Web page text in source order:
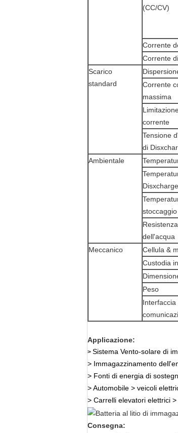
(CC/CV)
Corrente
Corrente
Scarico
standard
Corrente
massima
corrente
Tensione
di
Ambientale
Disxcharge
stoccaggio
dell'acqua
Meccanico Cellula &
Custodia
Peso
Interfaccia
Applicazione:
> Sistema Vento-solare di
> Immagazzinamento
> Fonti di energia di
> Automobile > veicoli
> Carrelli elevatori elettrici >
Consegna: